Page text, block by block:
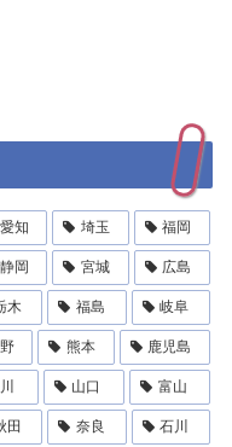
愛知 埼玉 福岡
静岡 宮城 広島
木 福島 岐阜
熊本 鹿児島
山口 富山
田 奈良 石川